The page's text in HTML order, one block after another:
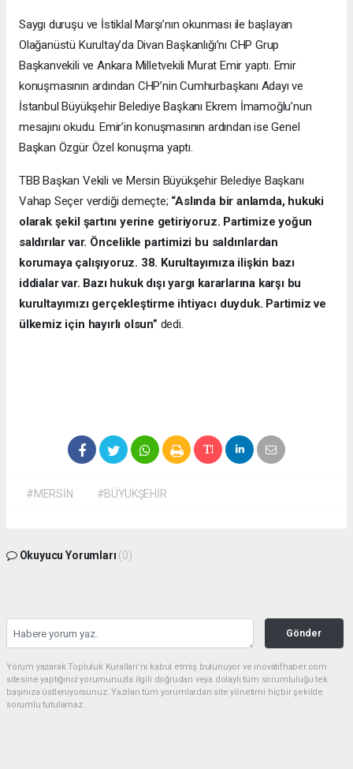
Saygı duruşu ve İstiklal Marşı’nın okunması ile başlayan
Olağanüstü Kurultay’da Divan Başkanlığı’nı CHP Grup
Başkanvekili ve Ankara Milletvekili Murat Emir yaptı. Emir
konuşmasının ardından CHP’nin Cumhurbaşkanı Adayı ve
İstanbul Büyükşehir Belediye Başkanı Ekrem İmamoğlu’nun
mesajını okudu. Emir’in konuşmasının ardından ise Genel
Başkan Özgür Özel konuşma yaptı.
TBB Başkan Vekili ve Mersin Büyükşehir Belediye Başkanı
Vahap Seçer verdiği demeçte; “Aslında bir anlamda, hukuki
olarak şekil şartını yerine getiriyoruz. Partimize yoğun
saldırılar var. Öncelikle partimizi bu saldırılardan
korumaya çalışıyoruz. 38. Kurultayımıza ilişkin bazı
iddialar var. Bazı hukuk dışı yargı kararlarına karşı bu
kurultayımızı gerçekleştirme ihtiyacı duyduk. Partimiz ve
ülkemiz için hayırlı olsun” dedi.
#MERSİN #BÜYÜKŞEHİR
Okuyucu Yorumları (0)
Gönder
Yorum yazarak Topluluk Kuralları’nı kabul etmiş bulunuyor ve inovatifhaber.com
sitesine yaptığınız yorumunuzla ilgili doğrudan veya dolaylı tüm sorumluluğu tek
başınıza üstleniyorsunuz. Yazılan tüm yorumlardan site yönetimi hiçbir şekilde
sorumlu tutulamaz.